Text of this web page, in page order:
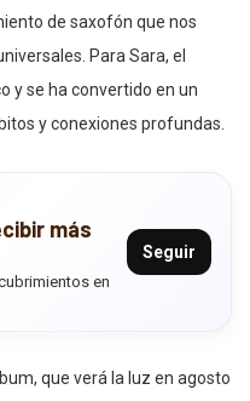
de saxofón que nos
Para Sara, el
y se ha convertido en un
y conexiones profundas.
más
en
Seguir
que verá la luz en agosto